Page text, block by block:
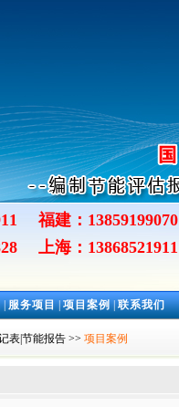
福建：13859199070
上海：13868521911
|服务项目|项目案例|联系我们
表|节能报告>> 项目案例